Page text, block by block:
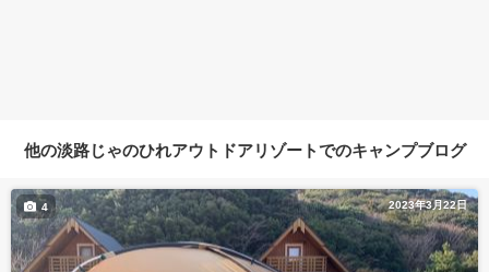
他の淡路じゃのひれアウトドアリゾートでのキャンプブログ
2023年3月22日
4